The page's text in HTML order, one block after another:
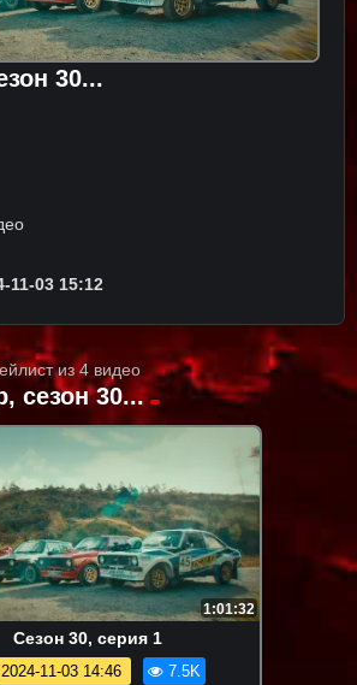
30...
11-03 15:12
из 4 видео
сезон 30...
1:01:32
Сезон 30, серия 1
2024-11-03 14:46 7.5K